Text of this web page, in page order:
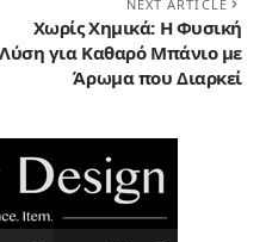
NEXT ARTICLE
Χωρίς Χημικά: Η Φυσική
Λύση για Καθαρό Μπάνιο με
Άρωμα που Διαρκεί